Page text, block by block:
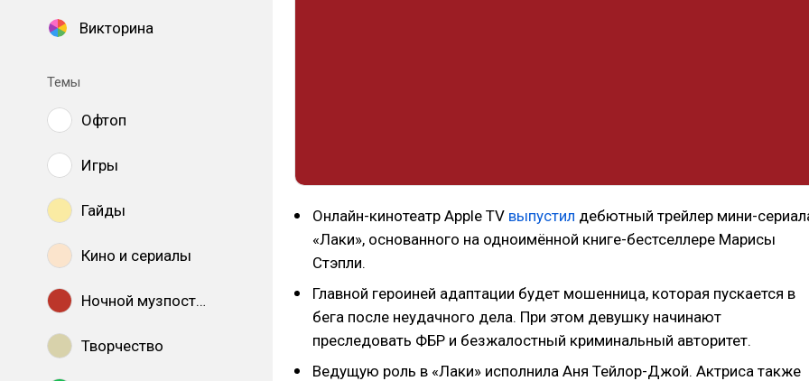
Викторина
Темы
Офтоп
Игры
Гайды
Кино и сериалы
Ночной музпостинг
Творчество
Онлайн-кинотеатр Apple TV выпустил дебютный трейлер мини-
«Лаки», основанного на одноимённой книге-бестселлере Марисы
Стэпли.
Главной героиней адаптации будет мошенница, которая пускается в
бега после неудачного дела. При этом девушку начинают
преследовать ФБР и безжалостный криминальный авторитет.
Ведущую роль в «Лаки» исполнила Аня Тейлор-Джой. Актриса также